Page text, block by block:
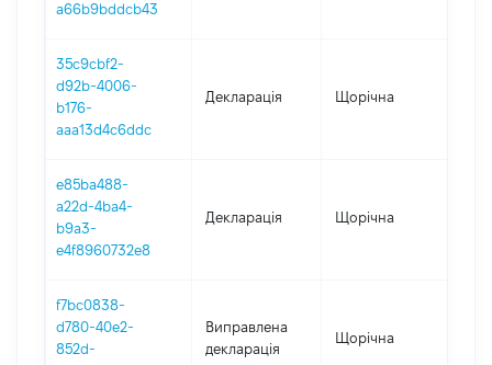
a66b9bddcb43
35c9cbf2-
d92b-4006-
b176-
aaa13d4c6ddc
Декларація Щорічна
e85ba488-
a22d-4ba4-
b9a3-
e4f8960732e8
Декларація Щорічна
f7bc0838-
d780-40e2-
852d-
Виправлена
декларація
Щорічна